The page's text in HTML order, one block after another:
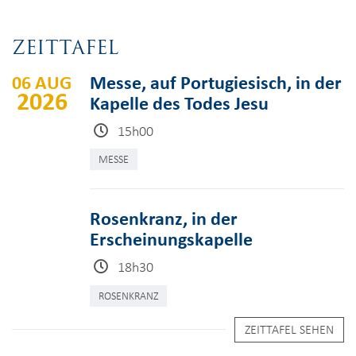
ZEITTAFEL
06 AUG
2026
Messe, auf Portugiesisch, in der
Kapelle des Todes Jesu
15h00
MESSE
Rosenkranz, in der
Erscheinungskapelle
18h30
ROSENKRANZ
ZEITTAFEL SEHEN